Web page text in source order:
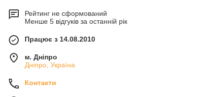
Рейтинг не сформований
Менше 5 відгуків за останній рік
Працює з 14.08.2010
м. Дніпро
Дніпро, Україна
Контакти